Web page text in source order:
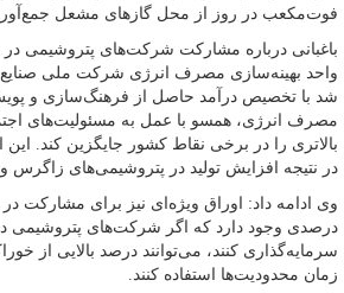
فوت‌مکعب در روز از محل گازهای مشعل
باغبانی درباره مشارکت شرکت‌های پتروشیمی
واحد بهینه‌سازی مصرف انرژی شرکت ملی
مصرف انرژی، همسو با عمل به مسئولیت‌های
بالاتری را در برخی نقاط کشور جایگزین کند.
در نتیجه افزایش تولید در پتروشیمی‌های
درصدی وجود دارد که اگر شرکت‌های پتروشیمی
سرمایه‌گذاری کنند، می‌توانند درصد بالایی از
زمان محدودیت‌ها استفاده کنند.